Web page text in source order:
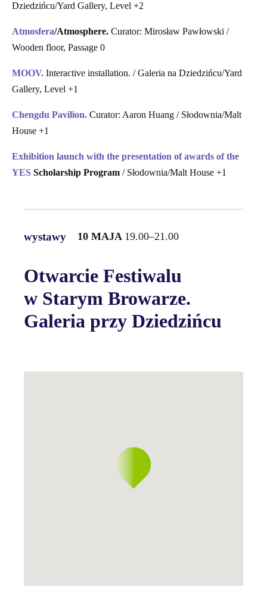
Dziedzińcu/Yard Gallery, Level +2
Atmosfera/Atmosphere. Curator: Mirosław Pawłowski /
Wooden floor, Passage 0
MOOV. Interactive installation. / Galeria na Dziedzińcu/Yard
Gallery, Level +1
Chengdu Pavilion. Curator: Aaron Huang / Słodownia/Malt
House +1
Exhibition launch with the presentation of awards of the
YES Scholarship Program / Słodownia/Malt House +1
wystawy 10 MAJA 19.00–21.00
Otwarcie Festiwalu
w Starym Browarze.
Galeria przy Dziedzińcu